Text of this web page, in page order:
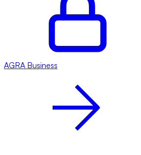
AGRA Business